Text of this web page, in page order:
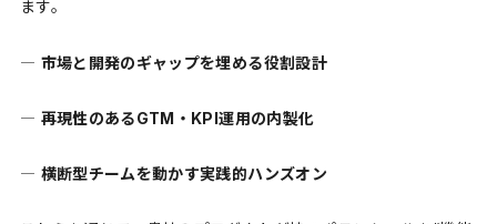
ます。
― 市場と開発のギャップを埋める役割設計
― 再現性のあるGTM・KPI運用の内製化
― 横断型チームを動かす実践的ハンズオン